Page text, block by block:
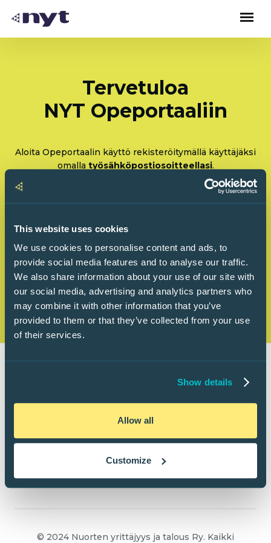
This website uses cookies
We use cookies to personalise content and ads, to
provide social media features and to analyse our traffic.
We also share information about your use of our site with
our social media, advertising and analytics partners who
may combine it with other information that you’ve
provided to them or that they’ve collected from your use
of their services.
Show details
Allow all
Customize
Tervetuloa
NYT Opeportaaliin
Aloita Opeportaalin käyttö rekisteröitymällä käyttäjäksi
omalla työsähköpostiosoitteellasi.
Rekisteröidy: Olen tulossa käyttämään Opeportaalia
ensimmäistä kertaa
Kirjaudu sisään: Olen käyttänyt Opeportaalia
ennenkin
© 2024 Nuorten yrittäjyys ja talous Ry. Kaikki